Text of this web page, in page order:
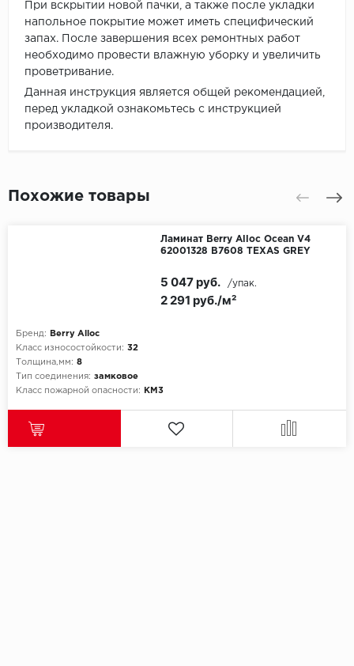
При вскрытии новой пачки, а также после укладки
напольное покрытие может иметь специфический
запах. После завершения всех ремонтных работ
необходимо провести влажную уборку и увеличить
проветривание.
Данная инструкция является общей рекомендацией,
перед укладкой ознакомьтесь с инструкцией
производителя.
Похожие товары
Ламинат Berry Alloc Ocean V4
62001328 B7608 TEXAS GREY
Бренд:
Berry Alloc
Класс износостойкости: 32
Толщина,мм: 8
Тип соединения: замковое
Класс пожарной опасности:
КМ3
2 291 руб./м²
5 047 руб. /упак.